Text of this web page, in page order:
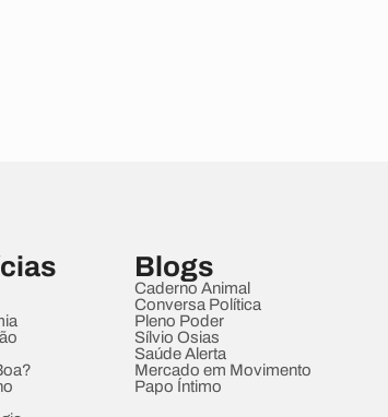
Blogs
Caderno Animal
Conversa Política
Pleno Poder
Sílvio Osias
Saúde Alerta
Mercado em Movimento
Papo Íntimo